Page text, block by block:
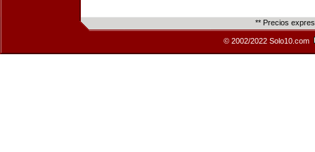
** Precios
© 2002/2022 Solo10.com